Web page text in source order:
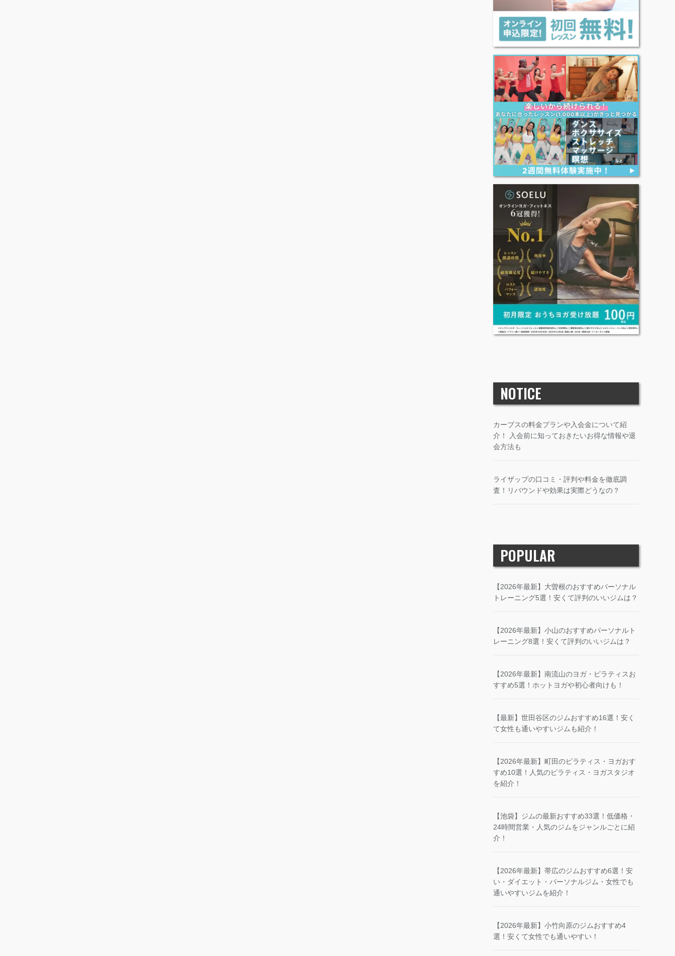
NOTICE
カーブスの料金プランや入会金について紹
介！ 入会前に知っておきたいお得な情報や退
会方法も
ライザップの口コミ・評判や料金を徹底調
査！リバウンドや効果は実際どうなの？
POPULAR
【2026年最新】大曽根のおすすめパーソナル
トレーニング5選！安くて評判のいいジムは？
【2026年最新】小山のおすすめパーソナルト
レーニング8選！安くて評判のいいジムは？
【2026年最新】南流山のヨガ・ピラティスお
すすめ5選！ホットヨガや初心者向けも！
【最新】世田谷区のジムおすすめ16選！安く
て女性も通いやすいジムも紹介！
【2026年最新】町田のピラティス・ヨガおす
すめ10選！人気のピラティス・ヨガスタジオ
を紹介！
【池袋】ジムの最新おすすめ33選！低価格・
24時間営業・人気のジムをジャンルごとに紹
介！
【2026年最新】帯広のジムおすすめ6選！安
い・ダイエット・パーソナルジム・女性でも
通いやすいジムを紹介！
【2026年最新】小竹向原のジムおすすめ4
選！安くて女性でも通いやすい！